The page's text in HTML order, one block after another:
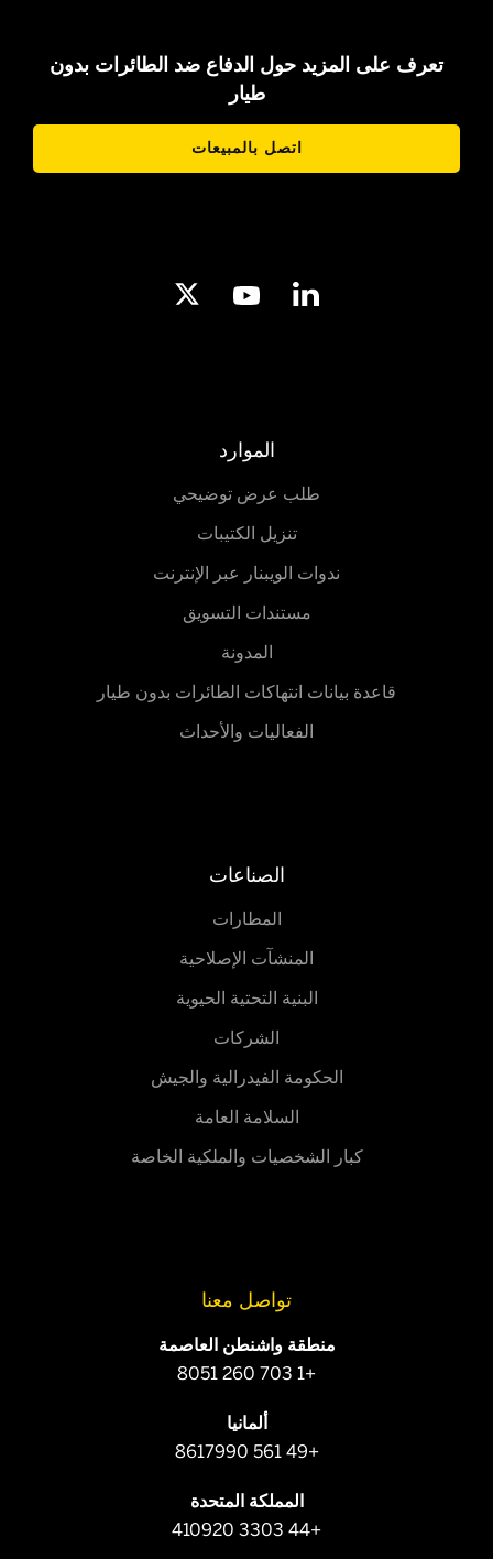
تعرف على المزيد حول الدفاع ضد الطائرات بدون
طيار
اتصل بالمبيعات
الموارد
طلب عرض توضيحي
تنزيل الكتيبات
ندوات الويبنار عبر الإنترنت
مستندات التسويق
المدونة
قاعدة بيانات انتهاكات الطائرات بدون طيار
الفعاليات والأحداث
الصناعات
المطارات
المنشآت الإصلاحية
البنية التحتية الحيوية
الشركات
الحكومة الفيدرالية والجيش
السلامة العامة
كبار الشخصيات والملكية الخاصة
تواصل معنا
منطقة واشنطن العاصمة
+1 703 260 8051
ألمانيا
+49 561 8617990
المملكة المتحدة
+44 3303 410920